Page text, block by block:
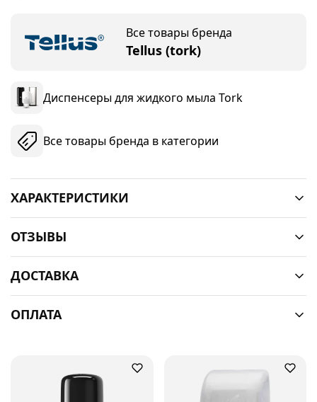
Все товары бренда
Tellus (tork)
Диспенсеры для жидкого мыла Tork
Все товары бренда в категории
ХАРАКТЕРИСТИКИ
ОТЗЫВЫ
ДОСТАВКА
ОПЛАТА